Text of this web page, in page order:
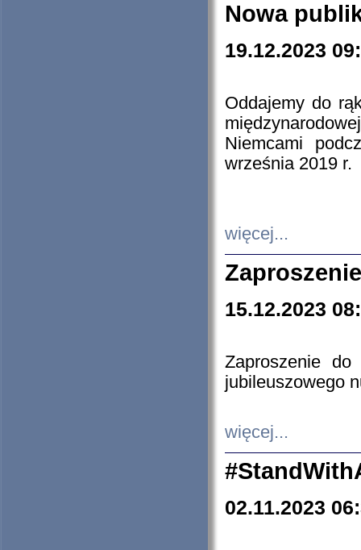
Nowa
19.12.2023
Oddajemy do
Niemcami
września 2019 r.
więcej...
15.12.2023
Zaproszenie do
jubileuszowego
więcej...
02.11.2023